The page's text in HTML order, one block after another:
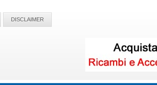
DISCLAIMER